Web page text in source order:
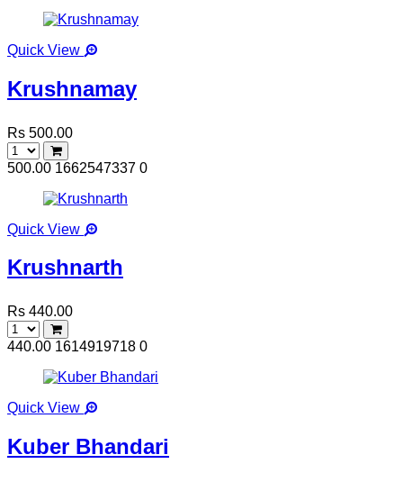
Quick View
Krushnamay
Rs 500.00
500.00 1662547337 0
Quick View
Krushnarth
Rs 440.00
440.00 1614919718 0
Quick View
Kuber Bhandari